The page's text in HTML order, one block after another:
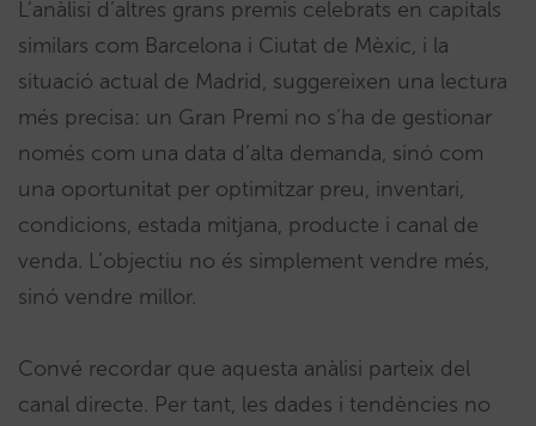
L’anàlisi d’altres grans premis celebrats en capitals
similars com Barcelona i Ciutat de Mèxic, i la
situació actual de Madrid, suggereixen una lectura
més precisa: un Gran Premi no s’ha de gestionar
només com una data d’alta demanda, sinó com
una oportunitat per optimitzar preu, inventari,
condicions, estada mitjana, producte i canal de
venda. L’objectiu no és simplement vendre més,
sinó vendre millor.
Convé recordar que aquesta anàlisi parteix del
canal directe. Per tant, les dades i tendències no